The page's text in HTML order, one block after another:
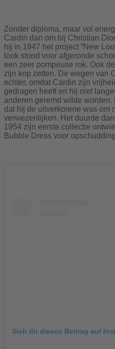
Zonder diploma, maar vol
Cardin dan om bij Christian
hij in 1947 het project “New
look stond voor afgeronde
een zeer pompeuse rok. Ook
zijn kop zetten. De wegen van
echter, omdat Cardin zijn
gedragen heeft en hij niet
anderen geremd wilde worden.
dat hij de uitverkorene was om
verwezenlijken. Het duurde
1954 zijn eerste collectie
Bubble Dress voor
Sieh dir diesen Beitrag auf